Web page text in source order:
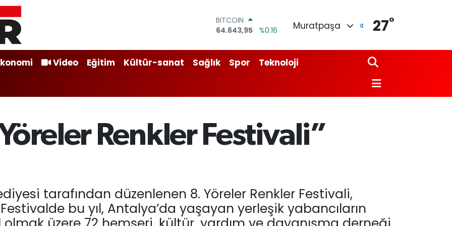
BITCOIN
64.643,95
%0.16
47,6704
%0
EURO
55,0406
BİST100
13.799
%70
Muratpaşa 27°
Video Eğitim Kültür-sanat Sağlık Spor
Teknoloji
Renkler Festivali”
tarafından düzenlenen 8. Yöreler Renkler Festivali,
bu yıl, Antalya’da yaşayan yerleşik yabancıların